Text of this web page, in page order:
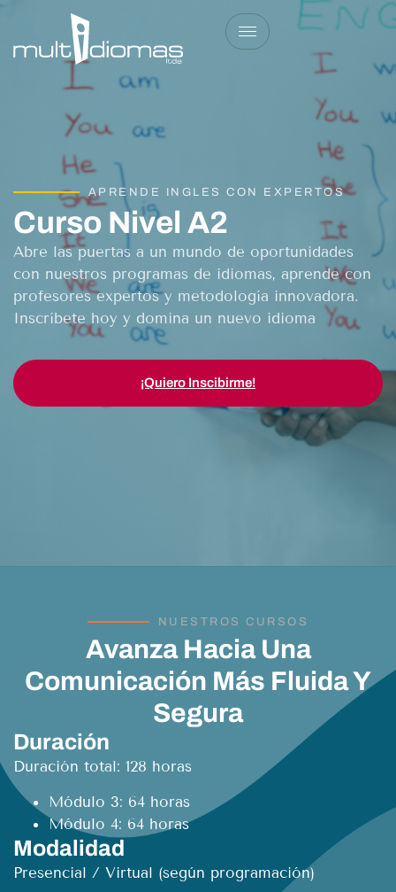
APRENDE INGLES CON EXPERTOS
Curso Nivel A2
Abre las puertas a un mundo de oportunidades
con nuestros programas de idiomas, aprende con
profesores expertos y metodología innovadora.
Inscríbete hoy y domina un nuevo idioma
¡Quiero Inscibirme!
NUESTROS CURSOS
Avanza Hacia Una
Comunicación Más Fluida Y
Segura
Duración
Duración total: 128 horas
Módulo 3: 64 horas
Módulo 4: 64 horas
Modalidad
Presencial / Virtual (según programación)